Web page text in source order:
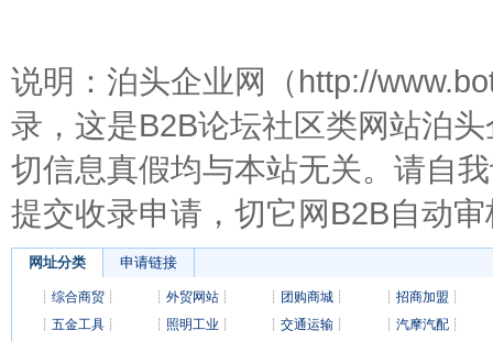
说明：泊头企业网（http://
录，这是B2B论坛社区类网站泊
切信息真假均与本站无关。请自
提交收录申请，切它网B2B自动
网址分类 申请链接
┊ 综合商贸 ┊ ┊ 外贸网站 ┊ ┊ 团购商城 ┊ ┊ 招商加盟 ┊
┊ 五金工具 ┊ ┊ 照明工业 ┊ ┊ 交通运输 ┊ ┊ 汽摩汽配┊